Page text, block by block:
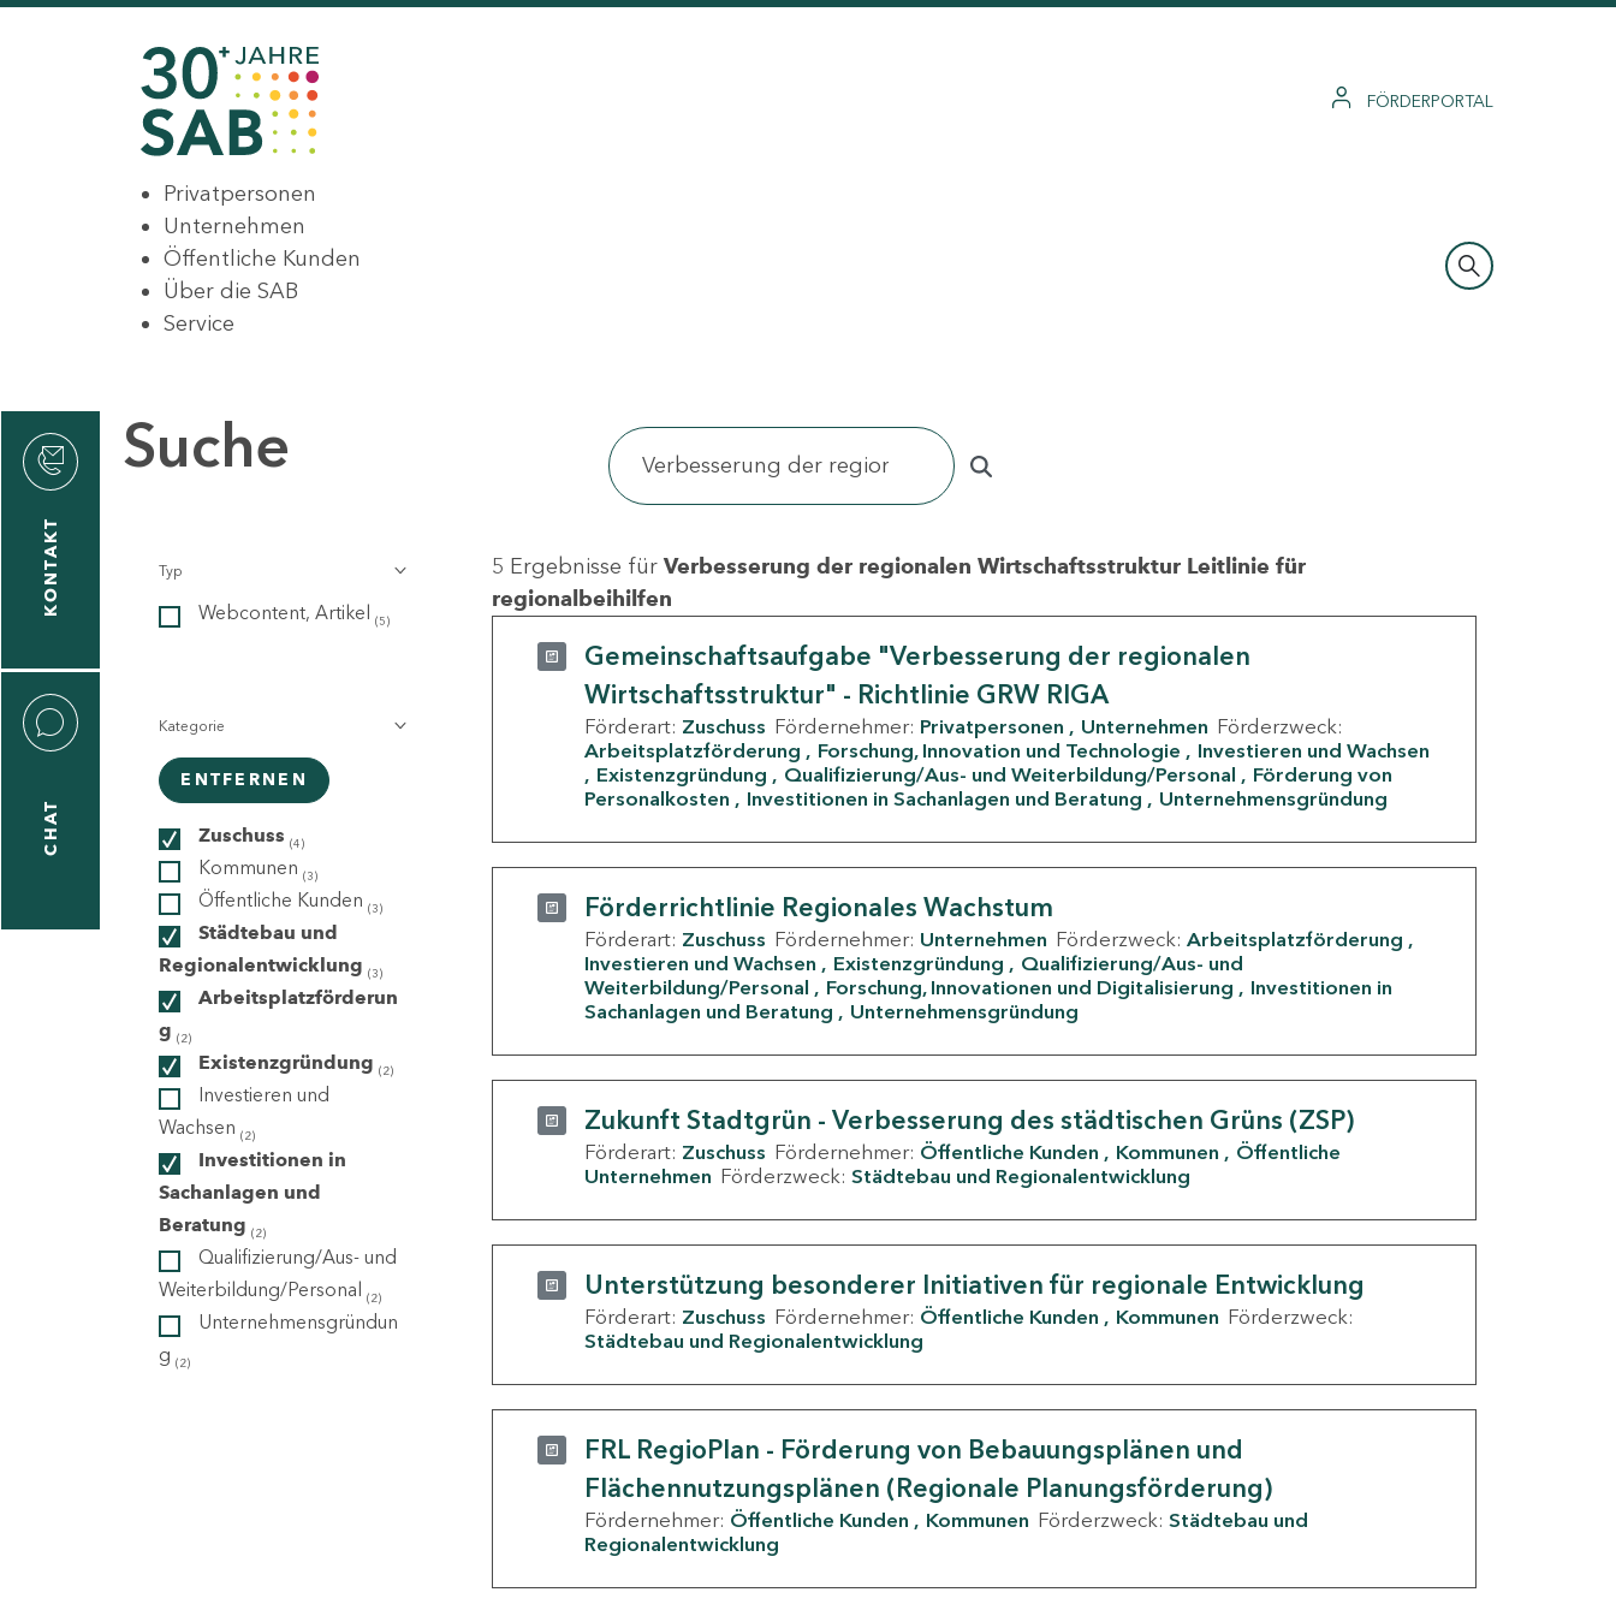
FÖRDERPORTAL
Privatpersonen
Unternehmen
Öffentliche Kunden
Über die SAB
Service
KONTAKT
CHAT
Suche
Typ
Webcontent, Artikel (5)
Kategorie
ENTFERNEN
Zuschuss (4)
Kommunen (3)
Öffentliche Kunden (3)
Städtebau und
Regionalentwicklung (3)
Arbeitsplatzförderun
g (2)
Existenzgründung (2)
Investieren und
Wachsen (2)
Investitionen in
Sachanlagen und
Beratung (2)
Qualifizierung/Aus- und
Weiterbildung/Personal (2)
Unternehmensgründun
g (2)
5 Ergebnisse für Verbesserung der regionalen Wirtschaftsstruktur Leitlinie für
regionalbeihilfen
Gemeinschaftsaufgabe "Verbesserung der regionalen
Wirtschaftsstruktur" - Richtlinie GRW RIGA
Förderart: Zuschuss Fördernehmer: Privatpersonen Unternehmen Förderzweck:
Arbeitsplatzförderung
Forschung, Innovation und Technologie
Investieren und Wachsen
Existenzgründung
Qualifizierung/Aus- und Weiterbildung/Personal
Förderung von
Personalkosten
Investitionen in Sachanlagen und Beratung Unternehmensgründung
Förderrichtlinie Regionales Wachstum
Förderart: Zuschuss Fördernehmer: Unternehmen Förderzweck: Arbeitsplatzförderung
Investieren und Wachsen
Existenzgründung
Qualifizierung/Aus- und
Weiterbildung/Personal
Forschung, Innovationen und Digitalisierung
Investitionen in
Sachanlagen und Beratung
Unternehmensgründung
Zukunft Stadtgrün - Verbesserung des städtischen Grüns (ZSP)
Förderart: Zuschuss Fördernehmer: Öffentliche Kunden Kommunen
Öffentliche
Unternehmen Förderzweck: Städtebau und Regionalentwicklung
Unterstützung besonderer Initiativen für regionale Entwicklung
Förderart: Zuschuss Fördernehmer: Öffentliche Kunden Kommunen Förderzweck:
Städtebau und Regionalentwicklung
FRL RegioPlan - Förderung von Bebauungsplänen und
Flächennutzungsplänen (Regionale Planungsförderung)
Fördernehmer: Öffentliche Kunden Kommunen Förderzweck: Städtebau und
Regionalentwicklung